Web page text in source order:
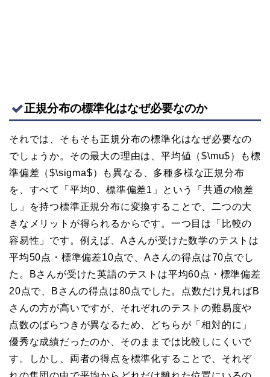
正規分布の標準化はなぜ必要なのか
それでは、そもそも正規分布の標準化はなぜ必要なの
でしょうか。その最大の理由は、平均値（$\mu$）も標
準偏差（$\sigma$）も異なる、多種多様な正規分布
を、すべて「平均0、標準偏差1」という「共通の物差
し」を持つ標準正規分布に変換することで、二つの大
きなメリットが得られるからです。一つ目は「比較の
容易性」です。例えば、Aさんが受けた数学のテストは
平均50点・標準偏差10点で、Aさんの得点は70点でし
た。Bさんが受けた英語のテストは平均60点・標準偏差
20点で、Bさんの得点は80点でした。点数だけ見ればB
さんの方が高いですが、それぞれのテストの難易度や
点数のばらつきが異なるため、どちらが「相対的に」
優秀な成績だったのか、そのままでは比較しにくいで
す。しかし、両者の得点を標準化することで、それぞ